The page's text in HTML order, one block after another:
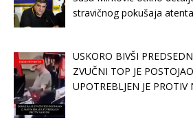
stravičnog pokušaja
USKORO BIVŠI
ZVUČNI TOP JE
UPOTREBLJEN JE